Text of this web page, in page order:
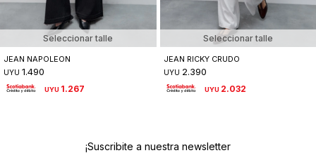
Seleccionar talle
JEAN NAPOLEON
UYU 1.490
UYU 1.267
Seleccionar talle
JEAN RICKY CRUDO
UYU 2.390
UYU 2.032
¡Suscribite a nuestra newsletter